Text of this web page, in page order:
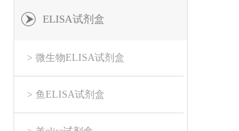
ELISA试剂盒
> 微生物ELISA试剂盒
> 鱼ELISA试剂盒